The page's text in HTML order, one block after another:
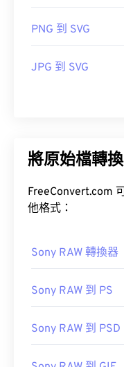
PNG 到 SVG
JPG 到 SVG
將原始檔轉
FreeConvert.com
他格式：
Sony RAW 轉換器
Sony RAW 到 PS
Sony RAW 到 PSD